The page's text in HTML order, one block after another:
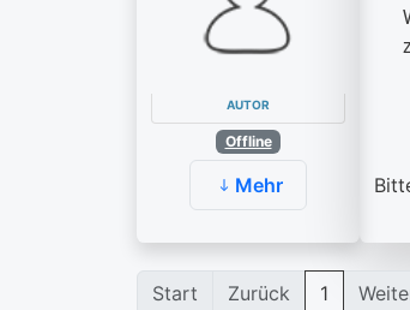
AUTOR
Offline
Mehr
Start Zurück 1